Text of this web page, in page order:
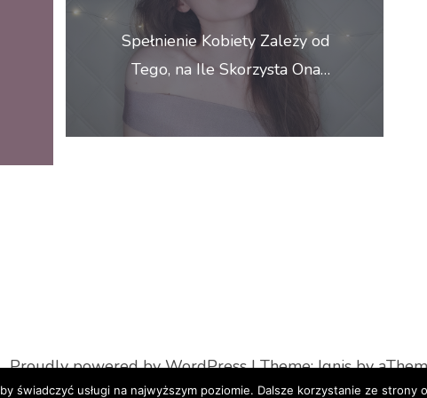
Spełnienie Kobiety Zależy od
Tego, na Ile Skorzysta Ona…
Proudly powered by WordPress |Theme:Ignisby
świadczyć usługi na najwyższym poziomie. Dalsze korzystanie ze strony